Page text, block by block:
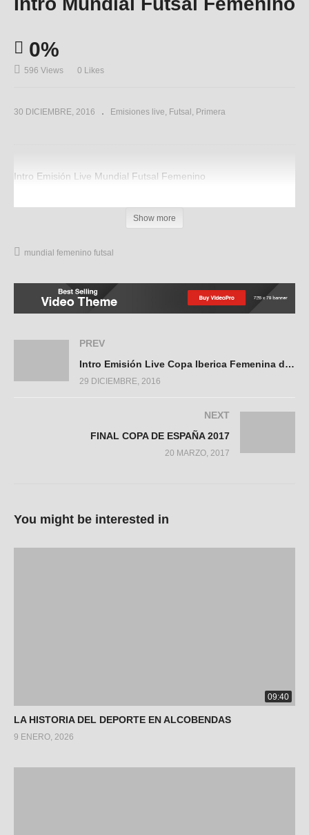
0%
596 Views 0 Likes
30 DICIEMBRE, 2016 Emisiones live Futsal Primera
Intro Emisión Live Mundial Futsal Femenino
Show more
mundial femenino futsal
PREV
Intro Emisión Live Copa Iberica Femenina de Futsal
29 DICIEMBRE, 2016
NEXT
FINAL COPA DE ESPAÑA 2017
20 MARZO, 2017
You might be interested in
09:40
LA HISTORIA DEL DEPORTE EN ALCOBENDAS
9 ENERO, 2026